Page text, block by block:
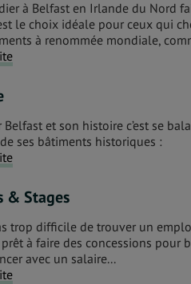
à Belfast en Irlande du Nord
le choix idéale pour ceux qui
à renommée mondiale,
Belfast et son histoire c’est se
ses bâtiments historiques :
& Stages
trop difficile de trouver un
prêt à faire des concessions pour
avec un salaire...